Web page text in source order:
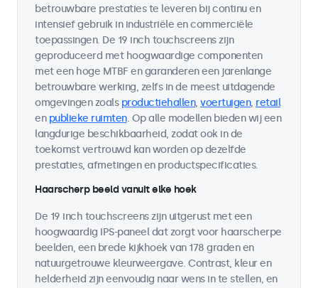
betrouwbare prestaties te leveren bij continu en
intensief gebruik in industriële en commerciële
toepassingen. De 19 inch touchscreens zijn
geproduceerd met hoogwaardige componenten
met een hoge MTBF en garanderen een jarenlange
betrouwbare werking, zelfs in de meest uitdagende
omgevingen zoals productiehallen, voertuigen, retail
en publieke ruimten. Op alle modellen bieden wij een
langdurige beschikbaarheid, zodat ook in de
toekomst vertrouwd kan worden op dezelfde
prestaties, afmetingen en productspecificaties.
Haarscherp beeld vanuit elke hoek
De 19 inch touchscreens zijn uitgerust met een
hoogwaardig IPS-paneel dat zorgt voor haarscherpe
beelden, een brede kijkhoek van 178 graden en
natuurgetrouwe kleurweergave. Contrast, kleur en
helderheid zijn eenvoudig naar wens in te stellen, en